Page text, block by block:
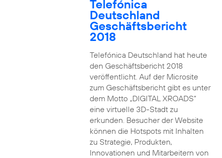
Telefónica
Deutschland
Geschäftsbericht
2018
Telefónica Deutschland hat heute
den Geschäftsbericht 2018
veröffentlicht. Auf der Microsite
zum Geschäftsbericht gibt es unter
dem Motto „DIGITAL XROADS“
eine virtuelle 3D-Stadt zu
erkunden. Besucher der Website
können die Hotspots mit Inhalten
zu Strategie, Produkten,
Innovationen und Mitarbeitern von